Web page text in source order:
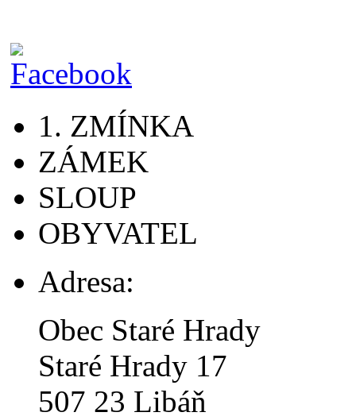
1. ZMÍNKA
ZÁMEK
SLOUP
OBYVATEL
Adresa:
Obec Staré Hrady
Staré Hrady 17
507 23 Libáň